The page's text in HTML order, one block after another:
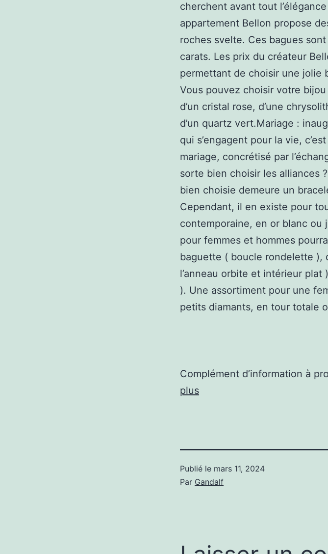
cherchent avant tout
appartement Bellon propose
roches svelte. Ces bagues
carats. Les prix du créateur
permettant de choisir une jolie
Vous pouvez choisir votre
d’un cristal rose, d’une
d’un quartz vert.Mariage :
qui s’engagent pour la vie,
mariage, concrétisé par
sorte bien choisir les alliances
bien choisie demeure un
Cependant, il en existe pour
contemporaine, en or blanc ou
pour femmes et hommes
baguette ( boucle rondelette ),
l’anneau orbite et intérieur
). Une assortiment pour une
petits diamants, en tour totale
Complément d’information à
plus
Publié le mars 11, 2024
Par Gandalf